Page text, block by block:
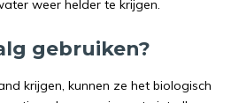
weer helder te krijgen.
gebruiken?
krijgen, kunnen ze het biologisch